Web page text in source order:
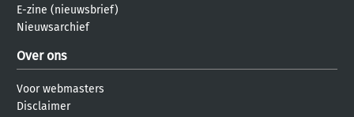
E-zine (nieuwsbrief)
Nieuwsarchief
Over ons
Voor webmasters
Disclaimer